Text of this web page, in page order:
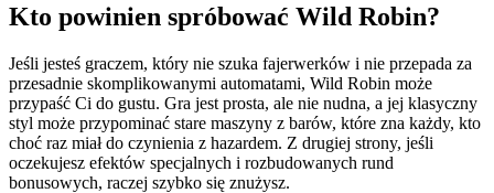
Kto powinien spróbować Wild Robin?
Jeśli jesteś graczem, który nie szuka fajerwerków i nie przepada za
przesadnie skomplikowanymi automatami, Wild Robin może
przypaść Ci do gustu. Gra jest prosta, ale nie nudna, a jej klasyczny
styl może przypominać stare maszyny z barów, które zna każdy, kto
choć raz miał do czynienia z hazardem. Z drugiej strony, jeśli
oczekujesz efektów specjalnych i rozbudowanych rund
bonusowych, raczej szybko się znużysz.